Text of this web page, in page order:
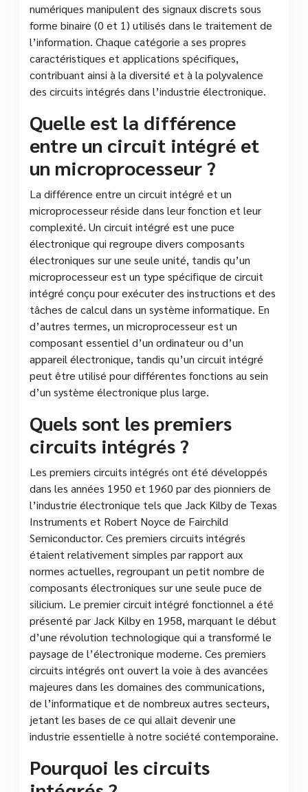
numériques manipulent des signaux discrets sous
forme binaire (0 et 1) utilisés dans le traitement de
l’information. Chaque catégorie a ses propres
caractéristiques et applications spécifiques,
contribuant ainsi à la diversité et à la polyvalence
des circuits intégrés dans l’industrie électronique.
Quelle est la différence
entre un circuit intégré et
un microprocesseur ?
La différence entre un circuit intégré et un
microprocesseur réside dans leur fonction et leur
complexité. Un circuit intégré est une puce
électronique qui regroupe divers composants
électroniques sur une seule unité, tandis qu’un
microprocesseur est un type spécifique de circuit
intégré conçu pour exécuter des instructions et des
tâches de calcul dans un système informatique. En
d’autres termes, un microprocesseur est un
composant essentiel d’un ordinateur ou d’un
appareil électronique, tandis qu’un circuit intégré
peut être utilisé pour différentes fonctions au sein
d’un système électronique plus large.
Quels sont les premiers
circuits intégrés ?
Les premiers circuits intégrés ont été développés
dans les années 1950 et 1960 par des pionniers de
l’industrie électronique tels que Jack Kilby de Texas
Instruments et Robert Noyce de Fairchild
Semiconductor. Ces premiers circuits intégrés
étaient relativement simples par rapport aux
normes actuelles, regroupant un petit nombre de
composants électroniques sur une seule puce de
silicium. Le premier circuit intégré fonctionnel a été
présenté par Jack Kilby en 1958, marquant le début
d’une révolution technologique qui a transformé le
paysage de l’électronique moderne. Ces premiers
circuits intégrés ont ouvert la voie à des avancées
majeures dans les domaines des communications,
de l’informatique et de nombreux autres secteurs,
jetant les bases de ce qui allait devenir une
industrie essentielle à notre société contemporaine.
Pourquoi les circuits